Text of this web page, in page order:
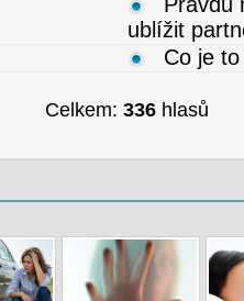
Pravdu
ublížit
Co je
Celkem: 336 hlasů